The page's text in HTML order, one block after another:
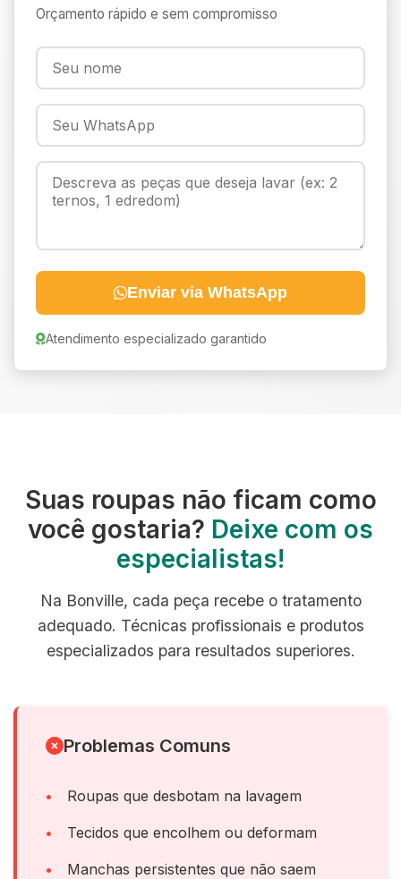
Orçamento rápido e sem compromisso
Enviar via WhatsApp
Atendimento especializado garantido
Suas roupas não ficam como
você gostaria? Deixe com os
especialistas!
Na Bonville, cada peça recebe o tratamento
adequado. Técnicas profissionais e produtos
especializados para resultados superiores.
Problemas Comuns
Roupas que desbotam na lavagem
Tecidos que encolhem ou deformam
Manchas persistentes que não saem